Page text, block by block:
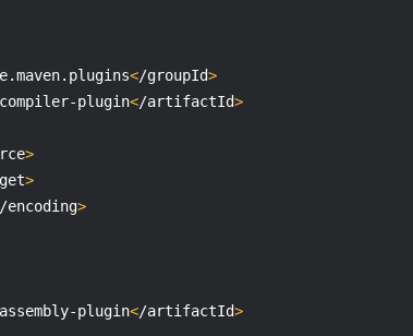
</groupId>
compiler-plugin</artifactId>
>
>
/encoding>
assembly-plugin</artifactId>